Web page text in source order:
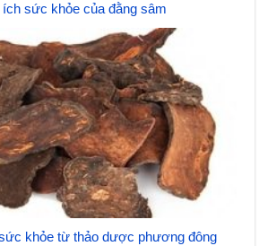
sức khỏe của đằng sâm
khỏe từ thảo dược phương đông